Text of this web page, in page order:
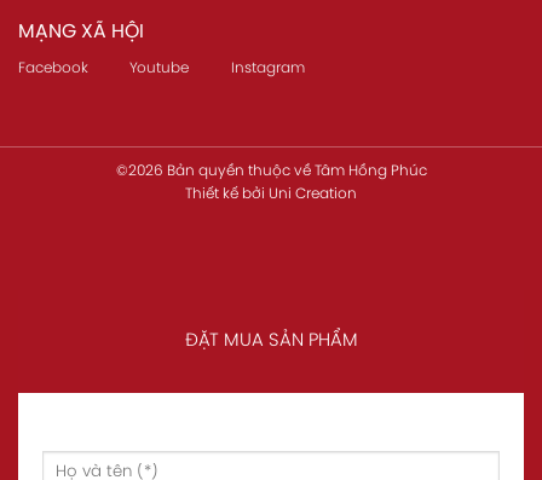
MẠNG XÃ HỘI
Facebook Youtube Instagram
©2026 Bản quyền thuộc về Tâm Hồng Phúc
Thiết kế bởi Uni Creation
ĐẶT MUA SẢN PHẨM